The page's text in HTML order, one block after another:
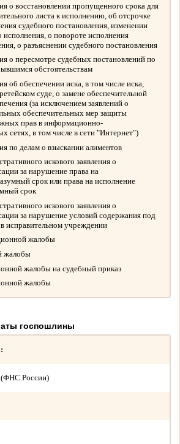
о восстановлении пропущенного срока для
листа к исполнению, об отсрочке
судебного постановления, изменении
исполнения, о повороте исполнения
о разъяснении судебного постановления
о пересмотре судебных постановлений по
обстоятельствам
об обеспечении иска, в том числе иска,
суде, о замене обеспечительной
(за исключением заявлений о
обеспечительных мер защиты
прав в информационно-
сетях, в том числе в сети "Интернет")
по делам о взыскании алиментов
искового заявления о
за нарушение права на
срок или права на исполнение
срок
искового заявления о
за нарушение условий содержания под
исправительном учреждении
жалобы
жалобы
жалобы на судебный приказ
жалобы
госпошлины
(ФНС России)